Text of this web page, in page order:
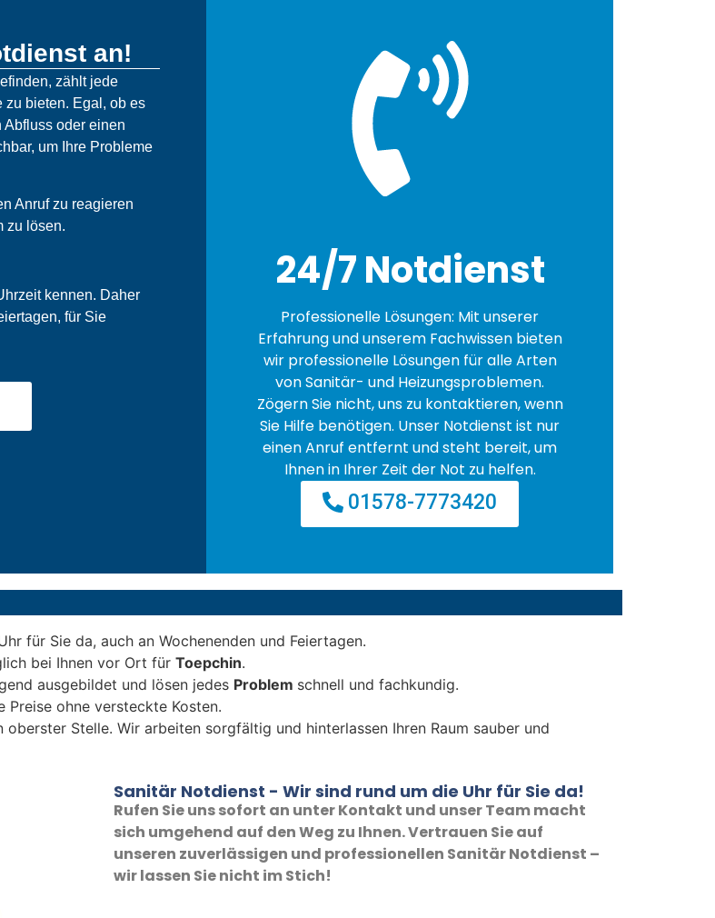
an!
zählt jede
zu bieten. Egal, ob es
oder einen
um Ihre Probleme
Anruf zu reagieren
zu lösen.
kennen. Daher
für Sie
24/7 Notdienst
Professionelle Lösungen: Mit unserer
Erfahrung und unserem Fachwissen bieten
wir professionelle Lösungen für alle Arten
von Sanitär- und Heizungsproblemen.
Zögern Sie nicht, uns zu kontaktieren, wenn
Sie Hilfe benötigen. Unser Notdienst ist nur
einen Anruf entfernt und steht bereit, um
Ihnen in Ihrer Zeit der Not zu helfen.
01578-7773420
für Sie da, auch an Wochenenden und Feiertagen.
bei Ihnen vor Ort für Toepchin.
ausgebildet und lösen jedes Problem schnell und fachkundig.
ohne versteckte Kosten.
oberster Stelle. Wir arbeiten sorgfältig und hinterlassen Ihren Raum sauber und
Sanitär Notdienst - Wir sind rund um die Uhr für Sie da!
Rufen Sie uns sofort an unter Kontakt und unser Team macht
sich umgehend auf den Weg zu Ihnen. Vertrauen Sie auf
unseren zuverlässigen und professionellen Sanitär Notdienst –
wir lassen Sie nicht im Stich!